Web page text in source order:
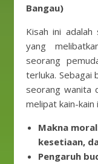
Bangau)
Kisah ini
yang
seorang
terluka. Sebagai
seorang wanita
melipat kain-kain
Makna
kesetiaan,
Pengaruh